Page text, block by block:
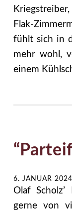
Flak-
fühlt sich in
mehr wohl,
einem
6. JANUAR 2024
Olaf
gerne von